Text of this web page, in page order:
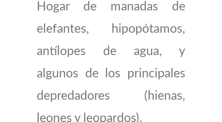
Hogar de manadas de
elefantes, hipopótamos,
antílopes de agua, y
algunos de los principales
depredadores (hienas,
leones y leopardos).